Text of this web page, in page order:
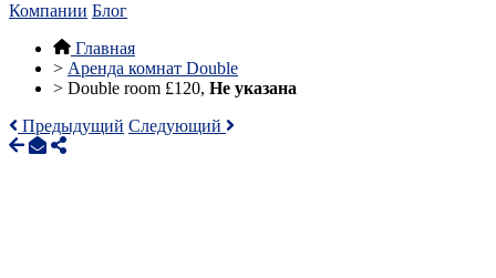
Компании Блог
Главная
> Аренда комнат Double
> Double room £120, Не указана
Предыдущий Следующий